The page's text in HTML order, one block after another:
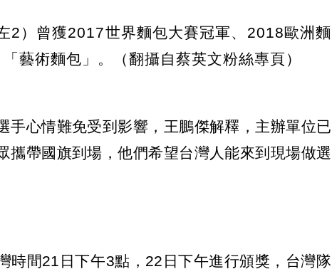
手心情難免受到影響，王鵬傑解釋，主辦單位已
攜帶國旗到場，他們希望台灣人能來到現場做選
時間21日下午3點，22日下午進行頒獎，台灣隊